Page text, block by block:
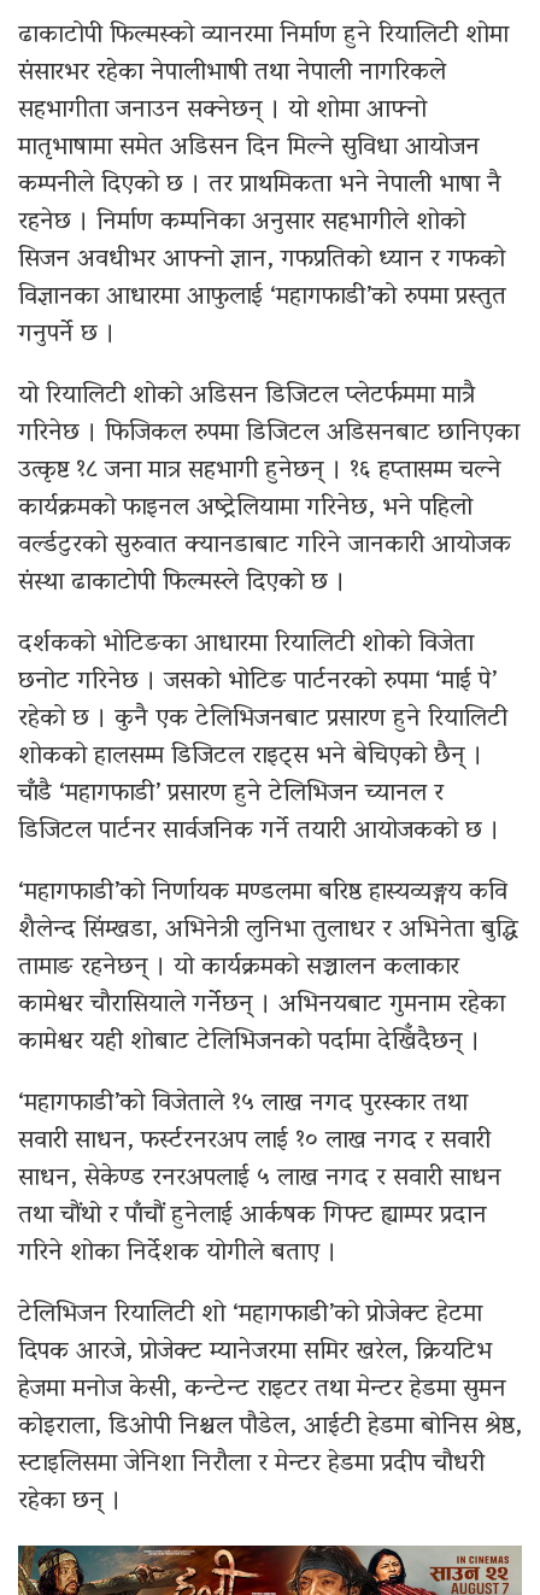
ढाकाटोपी फिल्मस्को व्यानरमा निर्माण हुने रियालिटी शोमा
संसारभर रहेका नेपालीभाषी तथा नेपाली नागरिकले
सहभागीता जनाउन सक्नेछन् । यो शोमा आफ्नो
मातृभाषामा समेत अडिसन दिन मिल्ने सुविधा आयोजन
कम्पनीले दिएको छ । तर प्राथमिकता भने नेपाली भाषा नै
रहनेछ । निर्माण कम्पनिका अनुसार सहभागीले शोको
सिजन अवधीभर आफ्नो ज्ञान, गफप्रतिको ध्यान र गफको
विज्ञानका आधारमा आफुलाई ‘महागफाडी’को रुपमा प्रस्तुत
गनुपर्ने छ ।
यो रियालिटी शोको अडिसन डिजिटल प्लेटर्फममा मात्रै
गरिनेछ । फिजिकल रुपमा डिजिटल अडिसनबाट छानिएका
उत्कृष्ट १८ जना मात्र सहभागी हुनेछन् । १६ हप्तासम्म चल्ने
कार्यक्रमको फाइनल अष्ट्रेलियामा गरिनेछ, भने पहिलो
वर्ल्डटुरको सुरुवात क्यानडाबाट गरिने जानकारी आयोजक
संस्था ढाकाटोपी फिल्मस्ले दिएको छ ।
दर्शकको भोटिङका आधारमा रियालिटी शोको विजेता
छनोट गरिनेछ । जसको भोटिङ पार्टनरको रुपमा ‘माई पे’
रहेको छ । कुनै एक टेलिभिजनबाट प्रसारण हुने रियालिटी
शोकको हालसम्म डिजिटल राइट्स भने बेचिएको छैन् ।
चाँडै ‘महागफाडी’ प्रसारण हुने टेलिभिजन च्यानल र
डिजिटल पार्टनर सार्वजनिक गर्ने तयारी आयोजकको छ ।
‘महागफाडी’को निर्णायक मण्डलमा बरिष्ठ हास्यव्यङ्गय कवि
शैलेन्द सिंम्खडा, अभिनेत्री लुनिभा तुलाधर र अभिनेता बुद्धि
तामाङ रहनेछन् । यो कार्यक्रमको सञ्चालन कलाकार
कामेश्वर चौरासियाले गर्नेछन् । अभिनयबाट गुमनाम रहेका
कामेश्वर यही शोबाट टेलिभिजनको पर्दामा देखिँदैछन् ।
‘महागफाडी’को विजेताले १५ लाख नगद पुरस्कार तथा
सवारी साधन, फर्स्टरनरअप लाई १० लाख नगद र सवारी
साधन, सेकेण्ड रनरअपलाई ५ लाख नगद र सवारी साधन
तथा चौंथो र पाँचौं हुनेलाई आर्कषक गिफ्ट ह्याम्पर प्रदान
गरिने शोका निर्देशक योगीले बताए ।
टेलिभिजन रियालिटी शो ‘महागफाडी’को प्रोजेक्ट हेटमा
दिपक आरजे, प्रोजेक्ट म्यानेजरमा समिर खरेल, क्रियटिभ
हेजमा मनोज केसी, कन्टेन्ट राइटर तथा मेन्टर हेडमा सुमन
कोइराला, डिओपी निश्चल पौडेल, आईटी हेडमा बोनिस श्रेष्ठ,
स्टाइलिसमा जेनिशा निरौला र मेन्टर हेडमा प्रदीप चौधरी
रहेका छन् ।